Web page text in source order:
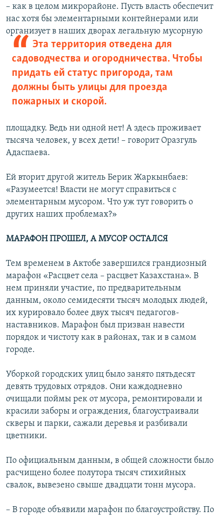
– как в целом микрорайоне. Пусть власть обеспечит
нас хотя бы элементарными контейнерами или
организует в наших дворах легальную мусорную
Эта территория отведена для
садоводчества и огородничества. Чтобы
придать ей статус пригорода, там
должны быть улицы для проезда
пожарных и скорой.
площадку. Ведь ни одной нет! А здесь проживает
тысяча человек, у всех дети! – говорит Оразгуль
Адаспаева.
Ей вторит другой житель Берик Жаркынбаев:
«Разумеется! Власти не могут справиться с
элементарным мусором. Что уж тут говорить о
других наших проблемах?»
МАРАФОН ПРОШЕЛ, А МУСОР ОСТАЛСЯ
Тем временем в Актобе завершился грандиозный
марафон «Расцвет села – расцвет Казахстана». В
нем приняли участие, по предварительным
данным, около семидесяти тысяч молодых людей,
их курировало более двух тысяч педагогов-
наставников. Марафон был призван навести
порядок и чистоту как в районах, так и в самом
городе.
Уборкой городских улиц было занято пятьдесят
девять трудовых отрядов. Они каждодневно
очищали поймы рек от мусора, ремонтировали и
красили заборы и ограждения, благоустраивали
скверы и парки, сажали деревья и разбивали
цветники.
По официальным данным, в общей сложности было
расчищено более полутора тысяч стихийных
свалок, вывезено свыше двадцати тонн мусора.
– В городе объявили марафон по благоустройству. По